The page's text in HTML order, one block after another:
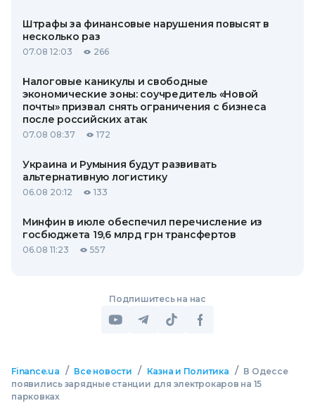
Штрафы за финансовые нарушения повысят в
несколько раз
07.08 12:03 266
Налоговые каникулы и свободные
экономические зоны: соучредитель «Новой
почты» призвал снять ограничения с бизнеса
после российских атак
07.08 08:37 172
Украина и Румыния будут развивать
альтернативную логистику
06.08 20:12 133
Минфин в июле обеспечил перечисление из
госбюджета 19,6 млрд грн трансфертов
06.08 11:23 557
Подпишитесь на нас
Finance.ua / Все новости / Казна и Политика / В Одессе
появились зарядные станции для электрокаров на 15
парковках